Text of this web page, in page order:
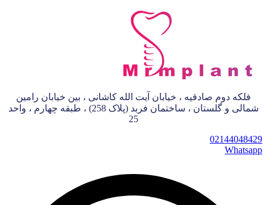
فلکه دوم صادقیه ، خیابان آیت الله کاشانی ، بین خیابان رامین
شمالی و گلستان ، ساختمان فربد (پلاک 258) ، طبقه چهارم ، واحد
25
02144048429
Whatsapp